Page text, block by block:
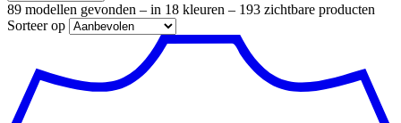
89 modellen gevonden – in 18 kleuren – 193 zichtbare producten
Sorteer op